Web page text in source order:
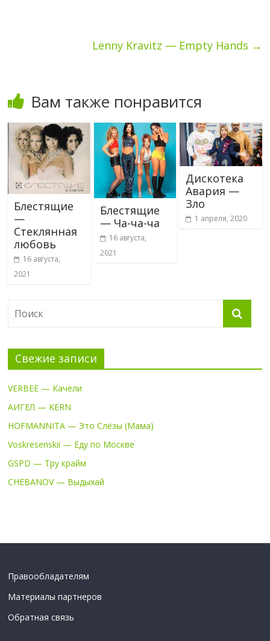
Lenny Kravitz — Empty Hands →
Вам также понравится
Блестящие
—
Стеклянная
любовь
16 августа,
2021
Блестящие
— Ча-ча-ча
16 августа,
2021
Дискотека
Авария —
Зло
1 апреля, 2020
Свежие записи
VERBEE — Качели
АИГЕЛ — KERN
HOFMANNITA — Это Слёзы (Мама)
Voskresenskii — Еду по Москве
GSPD — Тру крайм
CHEBANOV — Выдыхай
Правообладателям
Материалы партнеров
Обратная связь